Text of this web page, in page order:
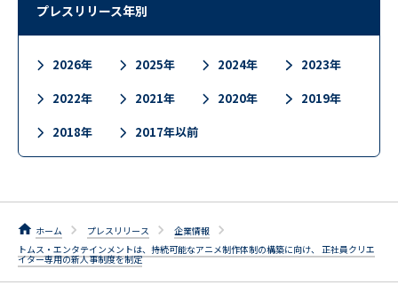
プレスリリース年別
2026年 2025年 2024年
2023年
2022年
2021年 2020年
2019年
2018年
2017年以前
ホーム プレスリリース
企業情報
トムス・エンタテインメントは、持続可能なアニメ制作体制の構築に向け、 正社員クリエ
イター専用の新人事制度を制定